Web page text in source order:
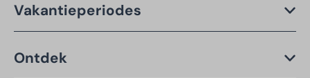
Vakantieperiodes
Ontdek